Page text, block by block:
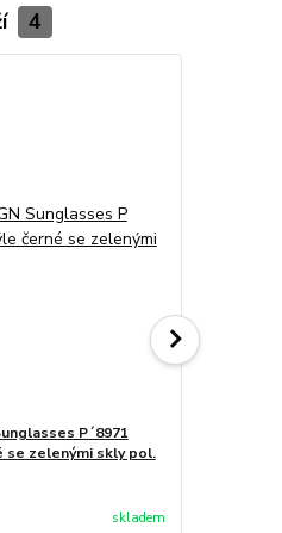
4
P´8971
se zelenými skly pol.
skladem